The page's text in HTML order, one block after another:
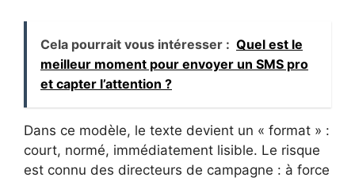
Cela pourrait vous intéresser : Quel est le
meilleur moment pour envoyer un SMS pro
et capter l’attention ?
Dans ce modèle, le texte devient un « format » :
court, normé, immédiatement lisible. Le risque
est connu des directeurs de campagne : à force